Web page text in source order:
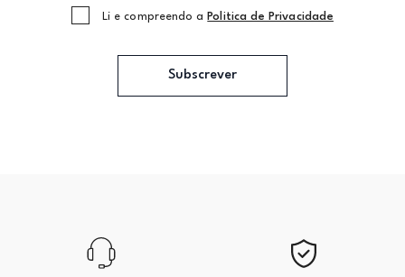
Li e compreendo a Politica de Privacidade
Subscrever